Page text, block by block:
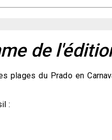
de
plages du Prado en
: